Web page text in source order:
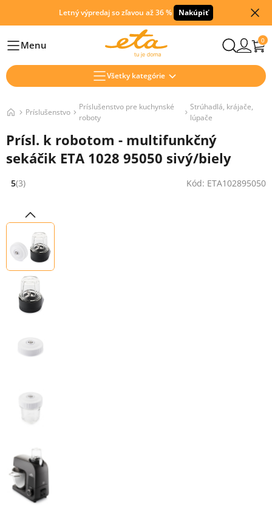
Letný výpredaj so zľavou až 36 % Nakúpiť
HlavníMenu 0
Všetky kategórie
Príslušenstvo
Príslušenstvo pre kuchynské
roboty
Strúhadlá, krájače,
lúpače
Prísl. k robotom - multifunkčný
sekáčik ETA 1028 95050 sivý/biely
Hodnocení: 5 z 5 (3 recenzí)
5(3) Kód: ETA102895050